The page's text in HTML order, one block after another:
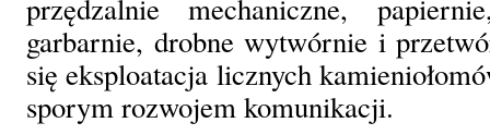
przędzalnie mechaniczne,
garbarnie, drobne wytwórnie i
się eksploatacja licznych
sporym rozwojem komunikacji.